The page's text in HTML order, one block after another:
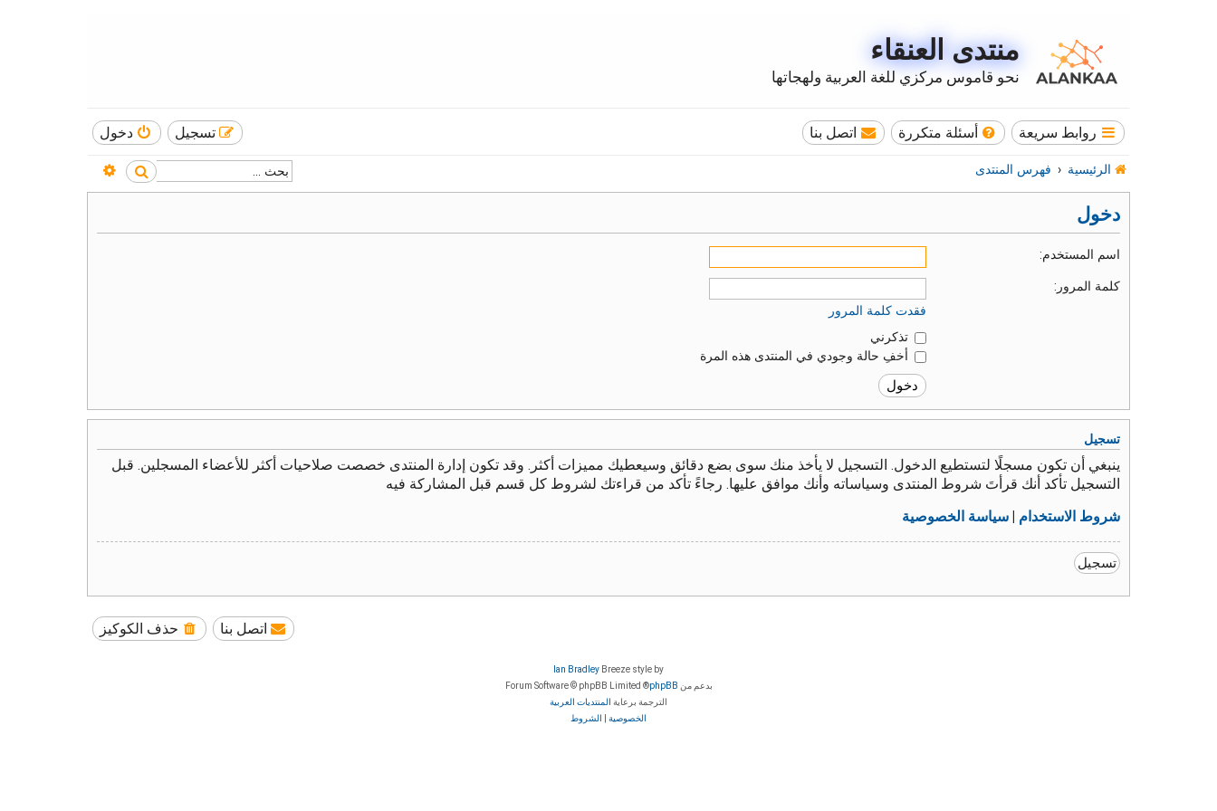
منتدى العنقاء
نحو قاموس مركزي للغة العربية ولهجاتها
روابط سريعة أسئلة متكررة اتصل بنا دخول تسجيل
الرئيسية فهرس المنتدى بحث
دخول
اسم المستخدم:
كلمة المرور:
فقدت كلمة المرور
تذكرني
أخفِ حالة وجودي في المنتدى هذه المرة
تسجيل
ينبغي أن تكون مسجلًا لتستطيع الدخول. التسجيل لا يأخذ منك سوى بضع دقائق وسيعطيك مميزات أكثر. وقد تكون إدارة المنتدى خصصت صلاحيات أكثر للأعضاء المسجلين. قبل
التسجيل تأكد أنك قرأتَ شروط المنتدى وسياساته وأنك موافق عليها. رجاءً تأكد من قراءتك لشروط كل قسم قبل المشاركة فيه
شروط الاستخدام سياسة الخصوصية
تسجيل
حذف الكوكيز اتصل بنا
Breeze style by
Ian Bradley
بدعم من phpBB
® Forum Software © phpBB Limited
الترجمة برعاية المنتديات العربية
الخصوصية
الشروط